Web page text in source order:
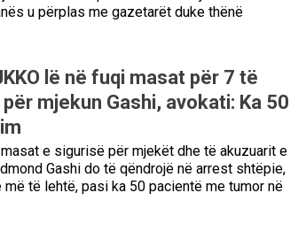
u përplas me gazetarët duke thënë
lë në fuqi masat për 7 të
mjekun Gashi, avokati: Ka 50
e sigurisë për mjekët dhe të akuzuarit e
Gashi do të qëndrojë në arrest shtëpie,
të lehtë, pasi ka 50 pacientë me tumor në